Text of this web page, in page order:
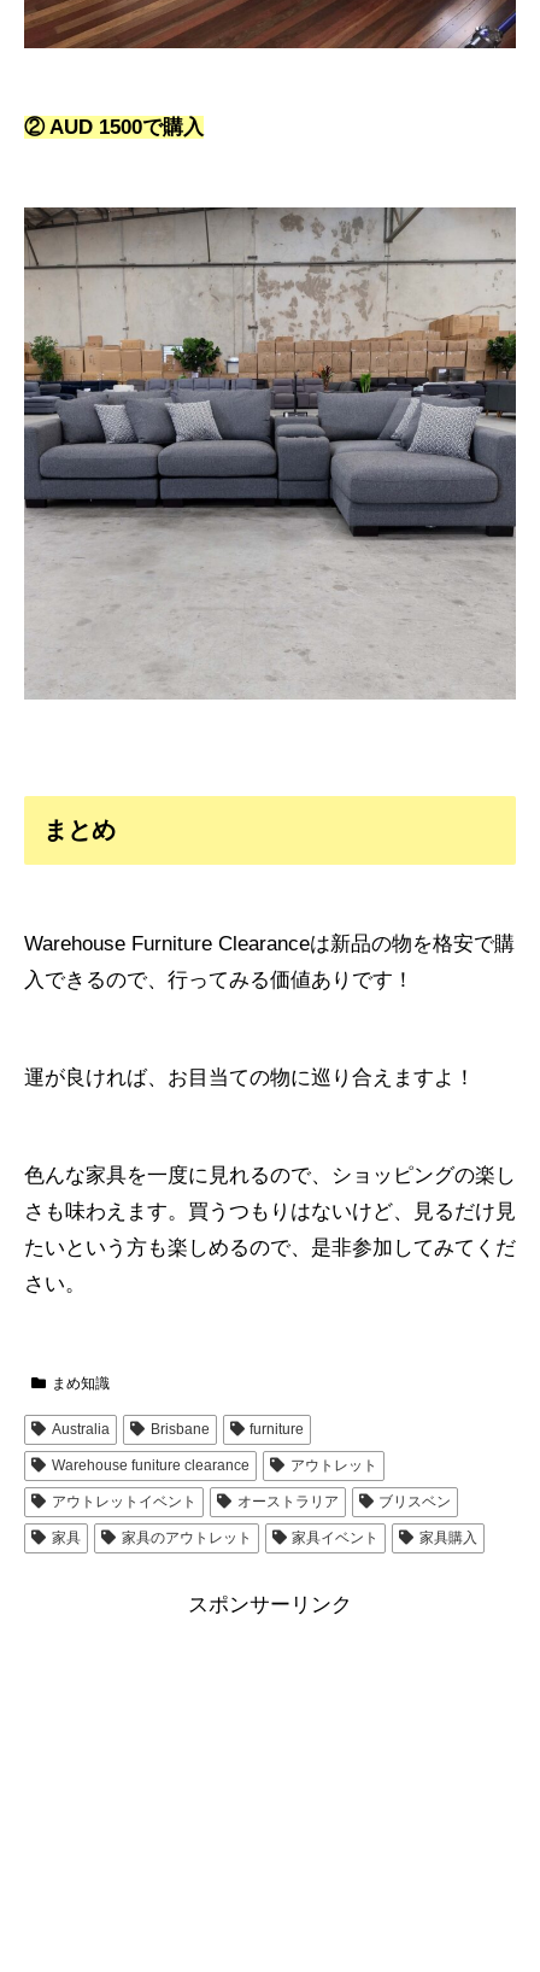
② AUD 1500で購入
まとめ
Warehouse Furniture Clearanceは新品の物を格安で購
入できるので、行ってみる価値ありです！
運が良ければ、お目当ての物に巡り合えますよ！
色んな家具を一度に見れるので、ショッピングの楽し
さも味わえます。買うつもりはないけど、見るだけ見
たいという方も楽しめるので、是非参加してみてくだ
さい。
まめ知識
Australia Brisbane furniture
Warehouse funiture clearance アウトレット
アウトレットイベント オーストラリア ブリスベン
家具 家具のアウトレット 家具イベント 家具購入
スポンサーリンク